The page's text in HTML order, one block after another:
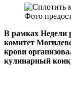
Фото
В рамках Недели
комитет
крови
кулинарный